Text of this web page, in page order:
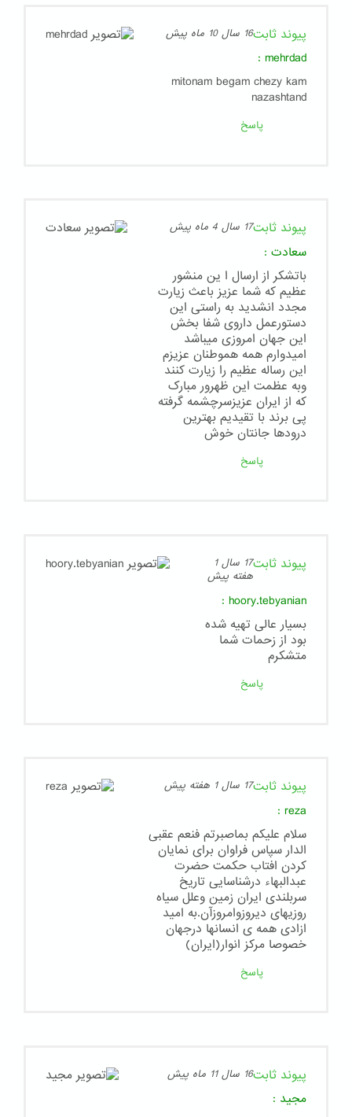
پیوند ثابت16 سال 10 ماه پیش
mehrdad
:
mitonam begam chezy kam
nazashtand
پاسخ
پیوند ثابت17 سال 4 ماه پیش
سعادت :
باتشکر از ارسال ا ین منشور
عظیم که شما عزیز باعث زیارت
مجدد انشدید به راستی این
دستورعمل داروی شفا بخش
این جهان امروزی میباشد
امیدوارم همه هموطنان عزیزم
این رساله عظیم را زیارت کنند
وبه عظمت این ظهرور مبارک
که از ایران عزیزسرچشمه گرفته
پی برند با تقیدیم بهترین
درودها جانتان خوش
پاسخ
پیوند ثابت
17 سال 1
هفته پیش
hoory.tebyanian
:
بسیار عالی تهیه شده
بود از زحمات شما
متشکرم
پاسخ
پیوند ثابت17 سال 1 هفته پیش
reza
:
سلام علیکم بماصبرتم فنعم عقبی
الدار سپاس فراوان برای نمایان
کردن افتاب حکمت حضرت
عبدالبهاء درشناسایی تاریخ
سربلندی ایران زمین وعلل سیاه
روزیهای دیروزوامروزآن.به امید
ازادی همه ی انسانها درجهان
خصوصا مرکز انوار(ایران)
پاسخ
پیوند ثابت16 سال 11 ماه پیش
مجید :